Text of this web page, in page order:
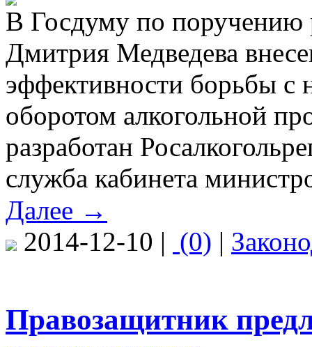
В Госдуму по поручению
Дмитрия Медведева
эффективности борьбы с
оборотом алкогольной
разработан
служба кабинета
Далее →
2014-12-10 | (0) |
Правозащитник